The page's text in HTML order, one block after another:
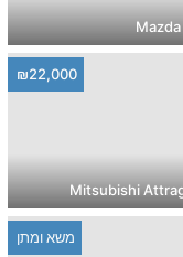
₪22,000
משא ומתן